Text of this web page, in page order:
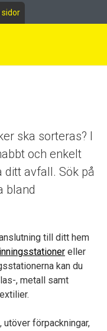
sidor
ska sorteras? I
och enkelt
avfall. Sök på
bland
till ditt hem
eller
kan du
, metall samt
utöver förpackningar,